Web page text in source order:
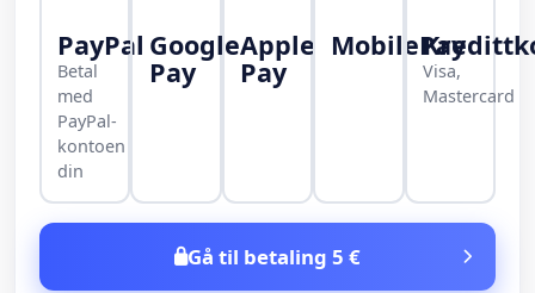
PayPal
Betal
med
PayPal-
kontoen
din
Google
Pay
Apple
Pay
MobilePay
Visa,
Mastercard
Gå til betaling 5 €